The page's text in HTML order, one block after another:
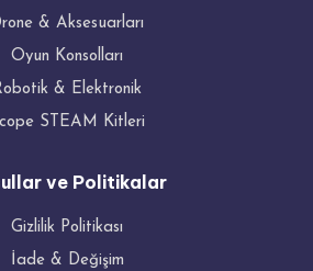
& Aksesuarları
Oyun Konsolları
& Elektronik
STEAM Kitleri
ve Politikalar
Gizlilik Politikası
İade & Değişim